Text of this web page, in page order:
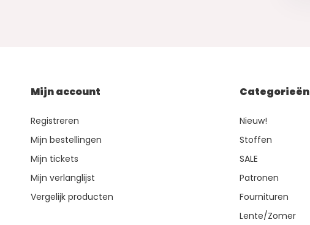
Mijn account
Registreren
Mijn bestellingen
Mijn tickets
Mijn verlanglijst
Vergelijk producten
Categorieën
Nieuw!
Stoffen
SALE
Patronen
Fournituren
Lente/Zomer